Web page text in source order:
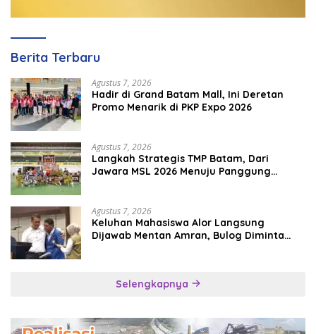
Berita Terbaru
Agustus 7, 2026
Hadir di Grand Batam Mall, Ini Deretan
Promo Menarik di PKP Expo 2026
Agustus 7, 2026
Langkah Strategis TMP Batam, Dari
Jawara MSL 2026 Menuju Panggung
Agustus 7, 2026
Keluhan Mahasiswa Alor Langsung
Dijawab Mentan Amran, Bulog Diminta
Selengkapnya